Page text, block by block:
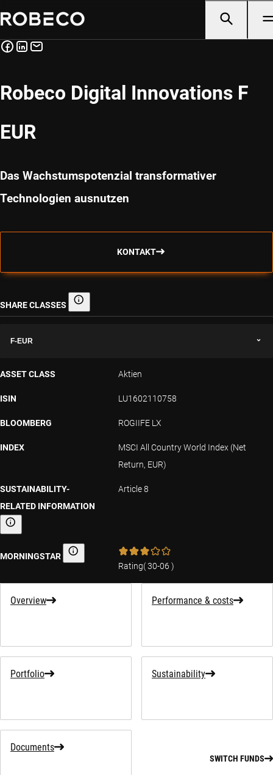
Robeco Digital Innovations F
EUR
Das Wachstumspotenzial transformativer
Technologien ausnutzen
KONTAKT
SHARE CLASSES Share classes
F-EUR
ASSET CLASS Aktien
ISIN LU1602110758
BLOOMBERG ROGIIFE LX
INDEX
MSCI All Country World Index (Net
Return, EUR)
SUSTAINABILITY-
RELATED INFORMATION
Sustainability-related information
Article 8
MORNINGSTAR Morningstar
Rating(30-06 )
Overview Performance & costs
Portfolio Sustainability
Documents
SWITCH FUNDS